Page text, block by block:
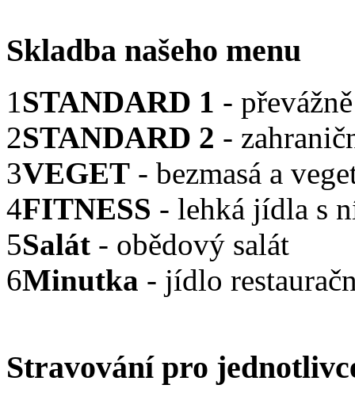
Skladba našeho menu
1STANDARD 1 -
2STANDARD 2 -
3VEGET - bezmasá a
4FITNESS - lehká jídla s
5Salát - obědový salát
6Minutka - jídlo
Stravování pro